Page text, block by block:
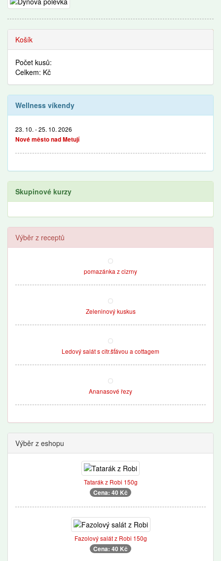
Košík
Počet kusů:
Celkem: Kč
Wellness víkendy
23. 10. - 25. 10. 2026
Nové město nad Metují
Skupinové kurzy
Výběr z receptů
pomazánka z cizrny
Zeleninový kuskus
Ledový salát s citr.šťávou a cottagem
Ananasové řezy
Výběr z eshopu
Tatarák z Robi 150g
Cena: 40 Kč
Fazolový salát z Robi 150g
Cena: 40 Kč